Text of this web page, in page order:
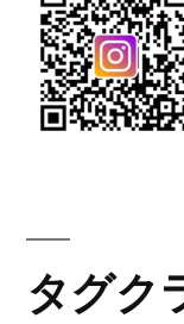
フ
ト”
の
タグク